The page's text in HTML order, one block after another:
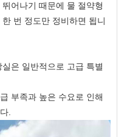
어나기 때문에 물 절약형
번 정도만 정비하면 됩니
은 일반적으로 고급 특별
부족과 높은 수요로 인해
.